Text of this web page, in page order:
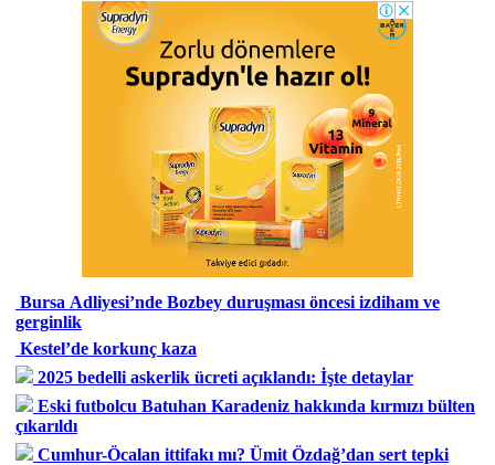
Bursa Adliyesi’nde Bozbey duruşması öncesi izdiham ve
gerginlik
Kestel’de korkunç kaza
2025 bedelli askerlik ücreti açıklandı: İşte detaylar
Eski futbolcu Batuhan Karadeniz hakkında kırmızı bülten
çıkarıldı
Cumhur-Öcalan ittifakı mı? Ümit Özdağ’dan sert tepki